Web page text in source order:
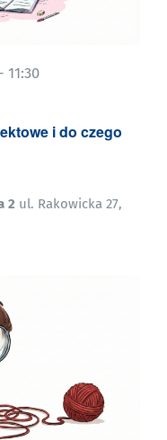
i do czego
- 11:30
2 ul. Rakowicka 27,